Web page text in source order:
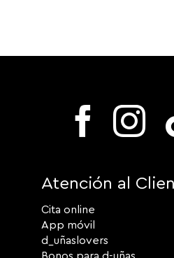
Atención al
Cita online
App móvil
d_uñaslovers